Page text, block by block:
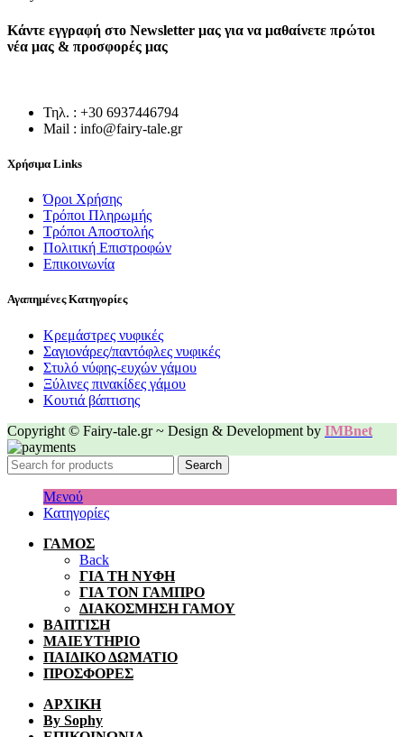
Κάντε εγγραφή στο Newsletter μας για να μαθαίνετε πρώτοι
νέα μας & προσφορές μας
Τηλ. : +30 6937446794
Mail : info@fairy-tale.gr
Χρήσιμα Links
Όροι Χρήσης
Τρόποι Πληρωμής
Τρόποι Αποστολής
Πολιτική Επιστροφών
Επικοινωνία
Αγαπημένες Κατηγορίες
Κρεμάστρες νυφικές
Σαγιονάρες/παντόφλες νυφικές
Στυλό νύφης-ευχών γάμου
Ξύλινες πινακίδες γάμου
Κουτιά βάπτισης
Copyright © Fairy-tale.gr ~ Design & Development by IMBnet
Search
Μενού
Κατηγορίες
ΓΑΜΟΣ
Back
ΓΙΑ ΤΗ ΝΥΦΗ
ΓΙΑ ΤΟΝ ΓΑΜΠΡΟ
ΔΙΑΚΟΣΜΗΣΗ ΓΑΜΟΥ
ΒΑΠΤΙΣΗ
ΜΑΙΕΥΤΗΡΙΟ
ΠΑΙΔΙΚΟ ΔΩΜΑΤΙΟ
ΠΡΟΣΦΟΡΕΣ
ΑΡΧΙΚΗ
By Sophy